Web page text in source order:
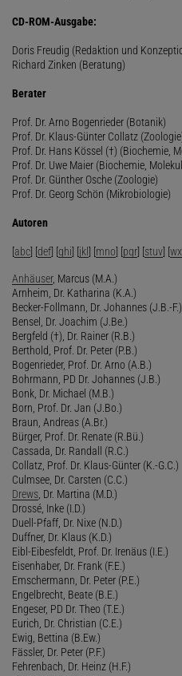
CD-ROM-Ausgabe:
Doris Freudig (Redaktion und
Richard Zinken (Beratung)
Berater
Prof. Dr. Arno Bogenrieder (Botanik)
Prof. Dr. Klaus-Günter Collatz
Prof. Dr. Hans Kössel (†) (Biochemie,
Prof. Dr. Uwe Maier (Biochemie,
Prof. Dr. Günther Osche (Zoologie)
Prof. Dr. Georg Schön (Mikrobiologie)
Autoren
[abc] [def] [ghi] [jkl] [mno] [pqr] [stuv] [
Anhäuser, Marcus (M.A.)
Arnheim, Dr. Katharina (K.A.)
Becker-Follmann, Dr. Johannes (J.B.-F.)
Bensel, Dr. Joachim (J.Be.)
Bergfeld (†), Dr. Rainer (R.B.)
Berthold, Prof. Dr. Peter (P.B.)
Bogenrieder, Prof. Dr. Arno (A.B.)
Bohrmann, PD Dr. Johannes (J.B.)
Bonk, Dr. Michael (M.B.)
Born, Prof. Dr. Jan (J.Bo.)
Braun, Andreas (A.Br.)
Bürger, Prof. Dr. Renate (R.Bü.)
Cassada, Dr. Randall (R.C.)
Collatz, Prof. Dr. Klaus-Günter (K.-G.C.)
Culmsee, Dr. Carsten (C.C.)
Drews , Dr. Martina (M.D.)
Drossé, Inke (I.D.)
Duell-Pfaff, Dr. Nixe (N.D.)
Duffner, Dr. Klaus (K.D.)
Eibl-Eibesfeldt, Prof. Dr. Irenäus (I.E.)
Eisenhaber, Dr. Frank (F.E.)
Emschermann, Dr. Peter (P.E.)
Engelbrecht, Beate (B.E.)
Engeser, PD Dr. Theo (T.E.)
Eurich, Dr. Christian (C.E.)
Ewig, Bettina (B.Ew.)
Fässler, Dr. Peter (P.F.)
Fehrenbach, Dr. Heinz (H.F.)